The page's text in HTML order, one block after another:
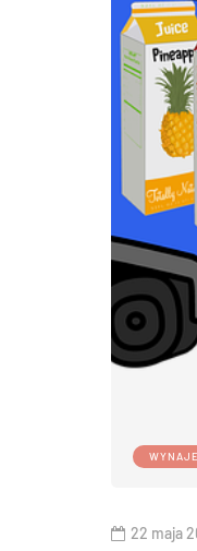
22 maja